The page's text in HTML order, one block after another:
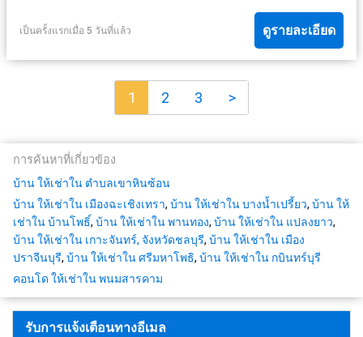
เป็นครั้งแรกเมื่อ 5 วันที่แล้ว ดูรายละเอียด
1 2 3 >
การค้นหาที่เกี่ยวข้อง
บ้าน ให้เช่าใน ตำบลเขาหินซ้อน
บ้าน ให้เช่าใน เมืองฉะเชิงเทรา, บ้าน ให้เช่าใน บางน้ำเปรี้ยว, บ้าน ให้
เช่าใน บ้านโพธิ์, บ้าน ให้เช่าใน พานทอง, บ้าน ให้เช่าใน แปลงยาว,
บ้าน ให้เช่าใน เกาะจันทร์, จังหวัดชลบุรี, บ้าน ให้เช่าใน เมือง
ปราจีนบุรี, บ้าน ให้เช่าใน ศรีมหาโพธิ, บ้าน ให้เช่าใน กบินทร์บุรี
คอนโด ให้เช่าใน พนมสารคาม
รับการแจ้งเตือนทางอีเมล